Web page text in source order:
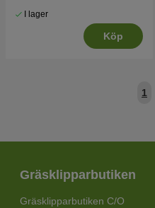
I lager
Köp
1
Gräsklipparbutiken
Gräsklipparbutiken C/O